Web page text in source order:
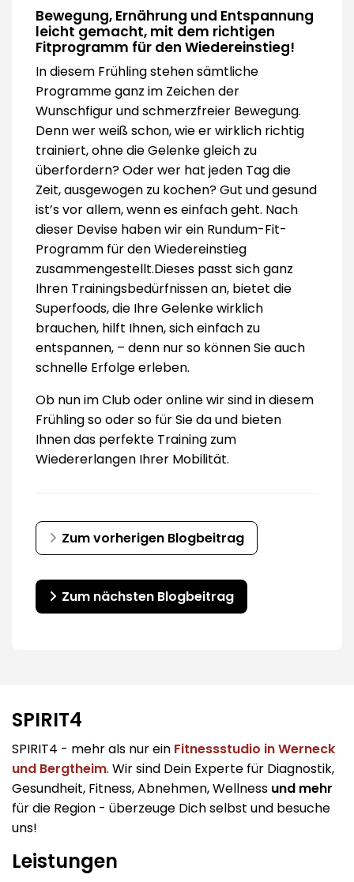
Bewegung, Ernährung und Entspannung
leicht gemacht, mit dem richtigen
Fitprogramm für den Wiedereinstieg!
In diesem Frühling stehen sämtliche
Programme ganz im Zeichen der
Wunschfigur und schmerzfreier Bewegung.
Denn wer weiß schon, wie er wirklich richtig
trainiert, ohne die Gelenke gleich zu
überfordern? Oder wer hat jeden Tag die
Zeit, ausgewogen zu kochen? Gut und gesund
ist’s vor allem, wenn es einfach geht. Nach
dieser Devise haben wir ein Rundum-Fit-
Programm für den Wiedereinstieg
zusammengestellt.Dieses passt sich ganz
Ihren Trainingsbedürfnissen an, bietet die
Superfoods, die Ihre Gelenke wirklich
brauchen, hilft Ihnen, sich einfach zu
entspannen, – denn nur so können Sie auch
schnelle Erfolge erleben.
Ob nun im Club oder online wir sind in diesem
Frühling so oder so für Sie da und bieten
Ihnen das perfekte Training zum
Wiedererlangen Ihrer Mobilität.
Zum vorherigen Blogbeitrag
Zum nächsten Blogbeitrag
SPIRIT4
SPIRIT4 - mehr als nur ein Fitnessstudio in Werneck
und Bergtheim. Wir sind Dein Experte für Diagnostik,
Gesundheit, Fitness, Abnehmen, Wellness und mehr
für die Region - überzeuge Dich selbst und besuche
uns!
Leistungen